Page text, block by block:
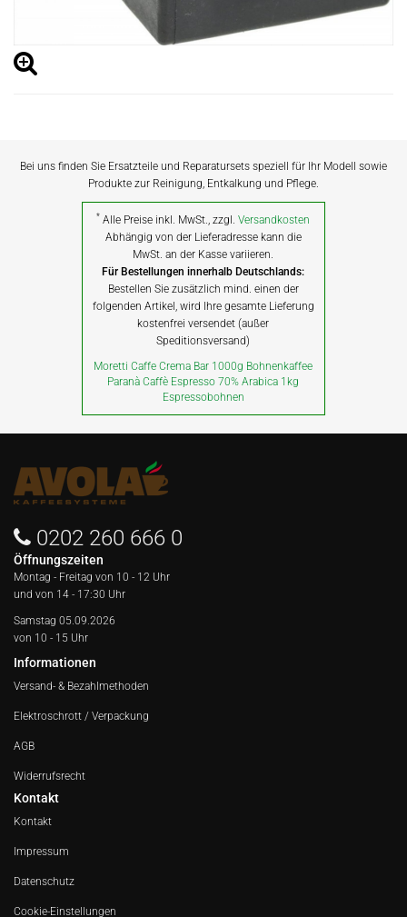
Bei uns finden Sie Ersatzteile und Reparatursets speziell für Ihr Modell sowie
Produkte zur Reinigung, Entkalkung und Pflege.
* Alle Preise inkl. MwSt., zzgl.Versandkosten
Abhängig von der Lieferadresse kann die
MwSt. an der Kasse variieren.
Für Bestellungen innerhalb Deutschlands:
Bestellen Sie zusätzlich mind. einen der
folgenden Artikel, wird Ihre gesamte Lieferung
kostenfrei versendet (außer
Speditionsversand)
Moretti Caffe Crema Bar 1000g Bohnenkaffee
Paranà Caffè Espresso 70% Arabica 1kg
Espressobohnen
0202 260 666 0
Öffnungszeiten
Montag - Freitag von 10 - 12 Uhr
und von 14 - 17:30 Uhr
Samstag 05.09.2026
von 10 - 15 Uhr
Informationen
Versand- & Bezahlmethoden
Elektroschrott / Verpackung
AGB
Widerrufsrecht
Kontakt
Kontakt
Impressum
Datenschutz
Cookie-Einstellungen